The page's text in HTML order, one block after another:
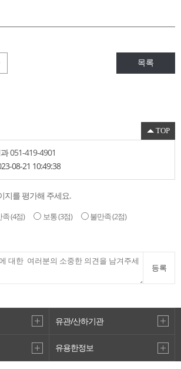
목록
TOP
051-419-4901
08-21 10:49:38
지를 평가해 주세요.
족(4점) 보통(3점) 불만족(2점)
등록
유관/산하기관
유용한정보